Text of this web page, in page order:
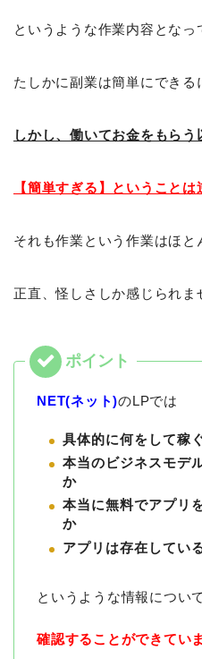
というような作業内容となっ
たしかに副業は簡単にできる
しかし、働いてお金をもらう
【簡単すぎる】ということは
それも作業という作業はほと
正直、怪しさしか感じられま
NET(ネット)のLPでは
具体的に何をして稼
本当のビジネスモデ
か
本当に無料でアプリ
か
アプリは存在してい
というような情報について
確認することができてい